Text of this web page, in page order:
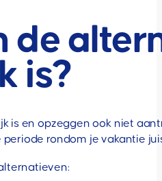
de
is?
is en opzeggen ook niet
periode rondom je vakantie